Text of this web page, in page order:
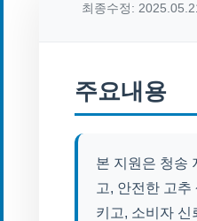
최종수정:
주요내용
본 지원은 청송
고, 안전한 고추
키고, 소비자 신